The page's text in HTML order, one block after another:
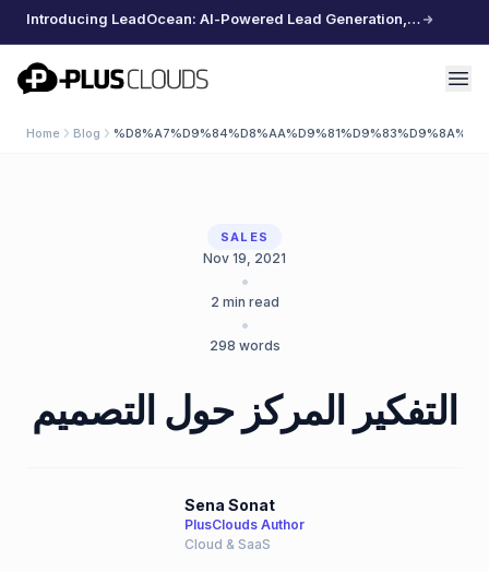
Introducing LeadOcean: AI-Powered Lead Generation, Curated Data, Effortless Scaling
PlusClouds
Home Blog
SALES
Nov 19, 2021
•
2 min read
•
298 words
التفكير المركز حول التصميم
Sena Sonat
PlusClouds Author
Cloud & SaaS